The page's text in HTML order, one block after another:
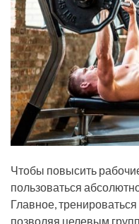
Чтобы повысить
пользоваться
Главное,
позволяя целевым